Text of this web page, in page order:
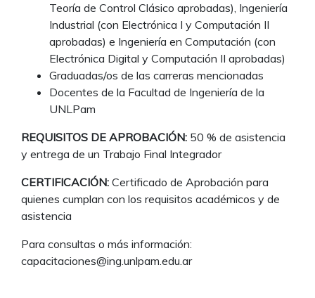
Teoría de Control Clásico aprobadas), Ingeniería
Industrial (con Electrónica I y Computación II
aprobadas) e Ingeniería en Computación (con
Electrónica Digital y Computación II aprobadas)
Graduadas/os de las carreras mencionadas
Docentes de la Facultad de Ingeniería de la
UNLPam
REQUISITOS DE APROBACIÓN: 50 % de asistencia
y entrega de un Trabajo Final Integrador
CERTIFICACIÓN: Certificado de Aprobación para
quienes cumplan con los requisitos académicos y de
asistencia
Para consultas o más información:
capacitaciones@ing.unlpam.edu.ar